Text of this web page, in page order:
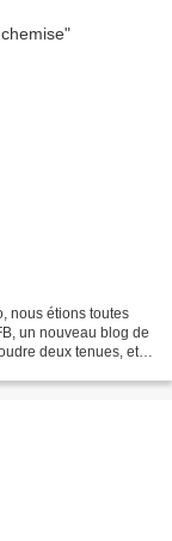
nous étions toutes
un nouveau blog de
deux tenues, et